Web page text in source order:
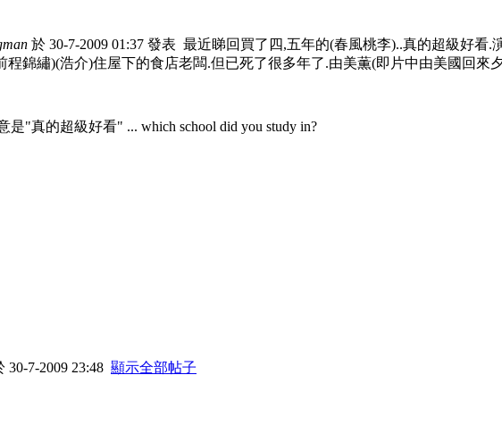
於 30-7-2009 01:37 發表 最近睇回買了四,五年的(春風桃李)..真的超級好看.
程錦繡)(浩介)住屋下的食店老闆.但已死了很多年了.由美薫(即片中由美國回來
是"真的超級好看" ... which school did you study in?
30-7-2009 23:48 顯示全部帖子